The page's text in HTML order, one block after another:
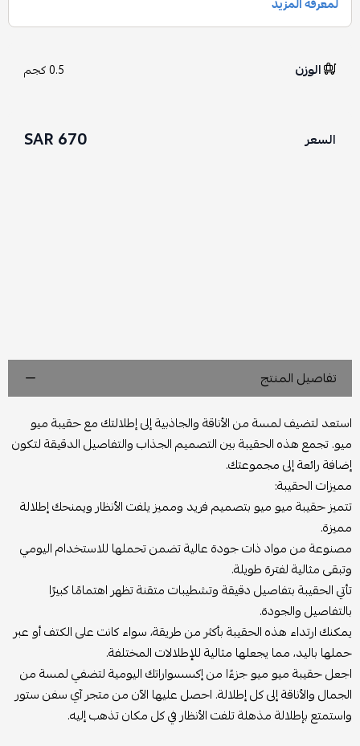
الوزن 0.5 كجم
السعر 670 SAR
تفاصيل المنتج
استعد لتضيف لمسة من الأناقة والجاذبية إلى إطلالتك مع حقيبة ميو
ميو. تجمع هذه الحقيبة بين التصميم الجذاب والتفاصيل الدقيقة لتكون
إضافة رائعة إلى مجموعتك.
مميزات الحقيبة:
تتميز حقيبة ميو ميو بتصميم فريد ومميز يلفت الأنظار ويمنحك إطلالة
مميزة.
مصنوعة من مواد ذات جودة عالية تضمن تحملها للاستخدام اليومي
وتبقى مثالية لفترة طويلة.
تأتي الحقيبة بتفاصيل دقيقة وتشطيبات متقنة تظهر اهتمامًا كبيرًا
بالتفاصيل والجودة.
يمكنك ارتداء هذه الحقيبة بأكثر من طريقة، سواء كانت على الكتف أو عبر
حملها باليد، مما يجعلها مثالية للإطلالات المختلفة.
اجعل حقيبة ميو ميو جزءًا من إكسسواراتك اليومية لتضفي لمسة من
الجمال والأناقة إلى كل إطلالة. احصل عليها الآن من متجر آي سفن ستور
واستمتع بإطلالة مذهلة تلفت الأنظار في كل مكان تذهب إليه.